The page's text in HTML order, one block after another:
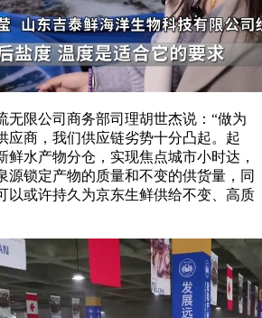
限公司商务部司理胡世杰说：“做为
应商，我们供应链劣势十分凸起。起
鲜水产物分仓，实现焦点城市小时达，
源锁定产物的质量和不变的供货量，同
以或许持久为京东生鲜供给不变、高质